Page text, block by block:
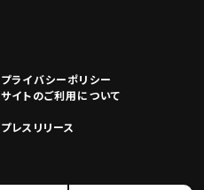
プライバシーポリシー
サイトのご利用について
プレスリリース